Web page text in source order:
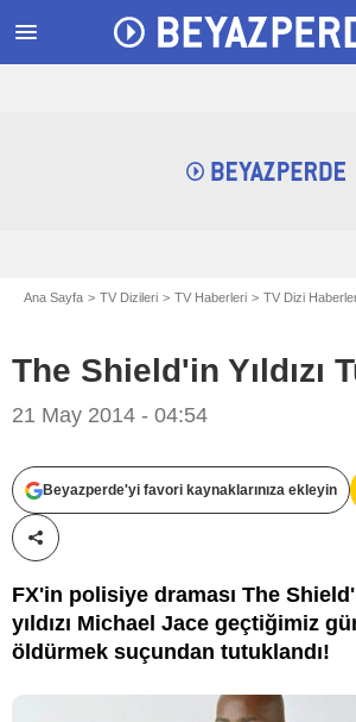
menu
Ana Sayfa TV Dizileri TV Haberleri TV Dizi
The Shield'in Yıldızı
21 May 2014 - 04:54
Beyazperde'yi favori kaynaklarınıza ekleyin
Paylaş!
FX'in polisiye draması The
yıldızı Michael Jace geçtiğimiz
öldürmek suçundan tutuklandı!